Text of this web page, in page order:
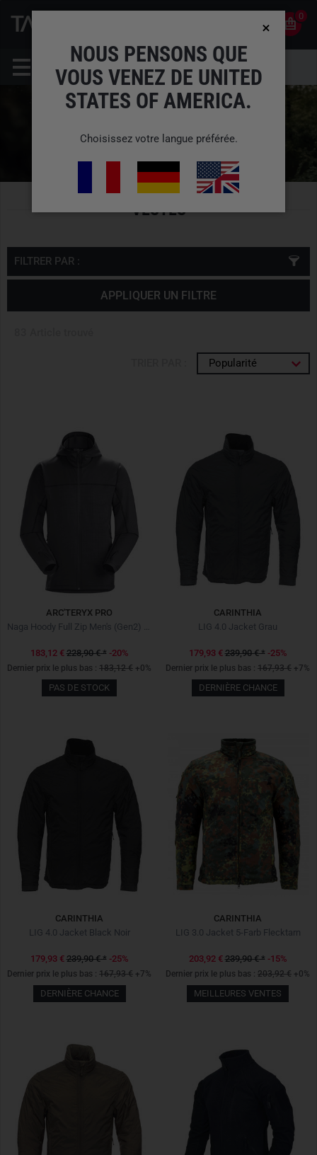
0
VESTES
FILTRER PAR :
APPLIQUER UN FILTRE
Popularité
ARC'TERYX PRO
Naga Hoody Full Zip Men's (Gen2) Wolf
183,12 € 228,90 €* -20%
Dernier prix le plus bas : 183,12 € +0%
PAS DE STOCK
CARINTHIA
LIG 4.0 Jacket Grau
179,93 € 239,90 €* -25%
Dernier prix le plus bas : 167,93 € +7%
DERNIÈRE CHANCE
CARINTHIA
LIG 4.0 Jacket Black Noir
179,93 € 239,90 €* -25%
Dernier prix le plus bas : 167,93 € +7%
DERNIÈRE CHANCE
CARINTHIA
LIG 3.0 Jacket 5-Farb Flecktarn
203,92 € 239,90 €* -15%
Dernier prix le plus bas : 203,92 € +0%
MEILLEURES VENTES
NOUS PENSONS QUE
VOUS VENEZ DE UNITED
STATES OF AMERICA.
Choisissez votre langue préférée.